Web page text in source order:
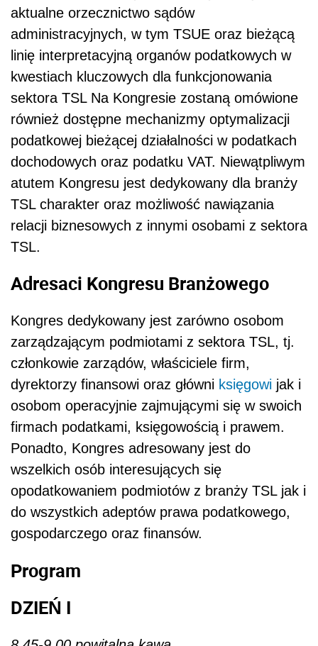
aktualne orzecznictwo sądów
administracyjnych, w tym TSUE oraz bieżącą
linię interpretacyjną organów podatkowych w
kwestiach kluczowych dla funkcjonowania
sektora TSL Na Kongresie zostaną omówione
również dostępne mechanizmy optymalizacji
podatkowej bieżącej działalności w podatkach
dochodowych oraz podatku VAT. Niewątpliwym
atutem Kongresu jest dedykowany dla branży
TSL charakter oraz możliwość nawiązania
relacji biznesowych z innymi osobami z sektora
TSL.
Adresaci Kongresu Branżowego
Kongres dedykowany jest zarówno osobom
zarządzającym podmiotami z sektora TSL, tj.
członkowie zarządów, właściciele firm,
dyrektorzy finansowi oraz główni księgowi jak i
osobom operacyjnie zajmującymi się w swoich
firmach podatkami, księgowością i prawem.
Ponadto, Kongres adresowany jest do
wszelkich osób interesujących się
opodatkowaniem podmiotów z branży TSL jak i
do wszystkich adeptów prawa podatkowego,
gospodarczego oraz finansów.
Program
DZIEŃ I